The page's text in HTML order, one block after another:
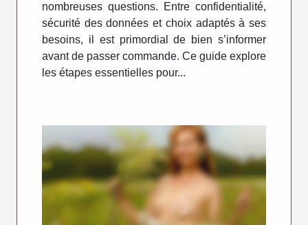
nombreuses questions. Entre confidentialité,
sécurité des données et choix adaptés à ses
besoins, il est primordial de bien s’informer
avant de passer commande. Ce guide explore
les étapes essentielles pour...